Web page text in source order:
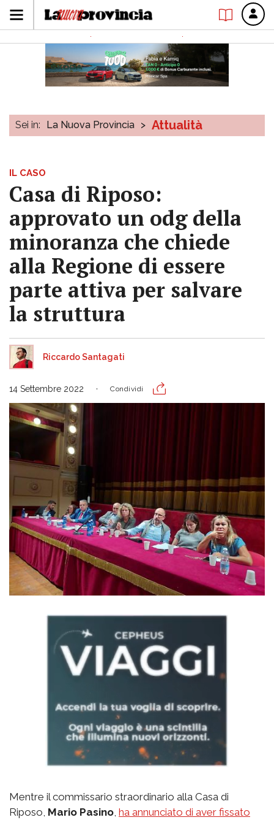
Sei in: La Nuova Provincia > Attualità
IL CASO
Casa di Riposo:
approvato un odg della
minoranza che chiede
alla Regione di essere
parte attiva per salvare
la struttura
Riccardo Santagati
14 Settembre 2022 Condividi
Mentre il commissario straordinario alla Casa di
Riposo, Mario Pasino ha annunciato di aver fissato